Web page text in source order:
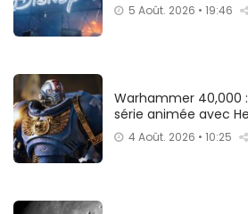
5 Août. 2026 • 19:46
Warhammer 40,000
série animée avec
4 Août. 2026 • 10:25